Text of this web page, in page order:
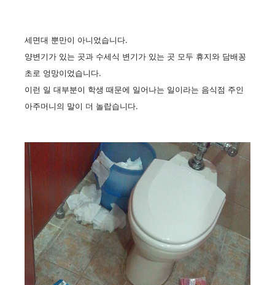
세면대 뿐만이 아니었습니다.
양변기가 있는 곳과 수세식 변기가 있는 곳 모두 휴지와 담배꽁
초로 엉망이었습니다.
이런 일 대부분이 학생 때문에 일어나는 일이라는 음식점 주인
아주머니의 말이 더 놀랍습니다.